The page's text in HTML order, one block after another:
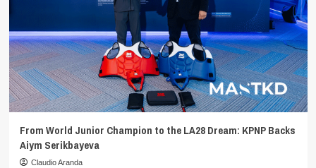
From World Junior Champion to the LA28 Dream: KPNP Backs
Aiym Serikbayeva
Claudio Aranda